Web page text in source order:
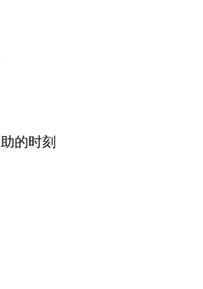
的时刻